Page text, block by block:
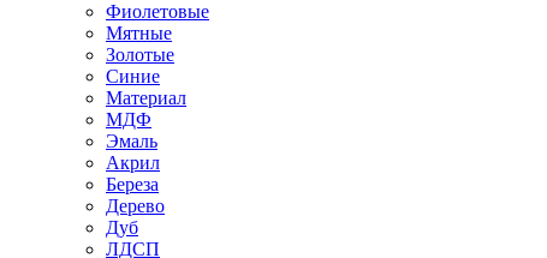
Фиолетовые
Мятные
Золотые
Синие
Материал
МДФ
Эмаль
Акрил
Береза
Дерево
Дуб
ЛДСП